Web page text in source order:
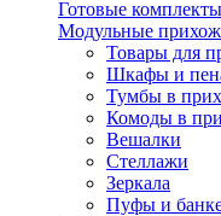
Готовые
Модульные
Товары для
Шкафы и
Тумбы в
Комоды в
Вешалки
Стеллажи
Зеркала
Пуфы и